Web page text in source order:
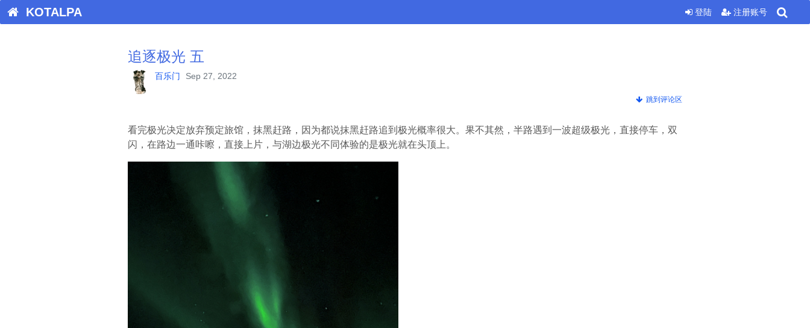
KOTALPA 登陆 注册账号
追逐极光 五
百乐门 Sep 27, 2022
跳到评论区
看完极光决定放弃预定旅馆，抹黑赶路，因为都说抹黑赶路追到极光概率很大。果不其然，半路遇到一波超级极光，直接停车，双
闪，在路边一通咔嚓，直接上片，与湖边极光不同体验的是极光就在头顶上。